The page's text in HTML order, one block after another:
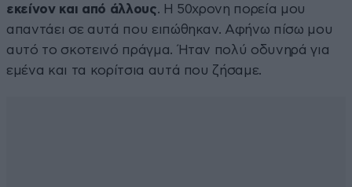
εκείνον και από άλλους. Η 50χρονη πορεία μου
απαντάει σε αυτά που ειπώθηκαν. Αφήνω πίσω μου
αυτό το σκοτεινό πράγμα. Ήταν πολύ οδυνηρά για
εμένα και τα κορίτσια αυτά που ζήσαμε.